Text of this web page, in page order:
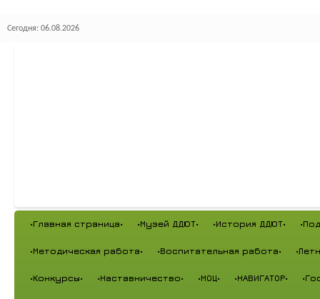
Сегодня: 06.08.2026
•Главная страница• •Музей ДДЮТ• •История ДДЮТ•
•Методическая работа• •Воспитательная работа•
•Конкурсы• •Наставничество• •МОЦ• •НАВИГАТОР•